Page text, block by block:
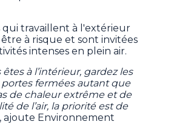
qui travaillent à l'extérieur
à risque et sont invitées
intenses en plein air.
à l’intérieur, gardez les
portes fermées autant que
de chaleur extrême et de
de l’air, la priorité est de
ajoute Environnement